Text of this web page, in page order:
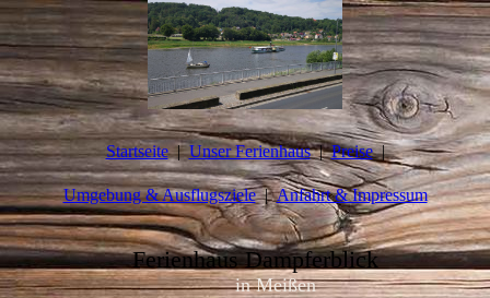
Startseite Unser Ferienhaus Preise
Umgebung & Ausflugsziele Anfahrt & Impressum
Ferienhaus Dampferblick
in Meißen